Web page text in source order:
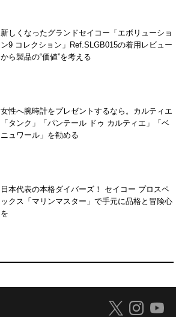
新しくなったグランドセイコー「エボリューショ
ン9 コレクション」Ref.SLGB015の着用レビュー
から製品の“価値”を考える
女性へ腕時計をプレゼントするなら。カルティエ
「タンク」「パンテール ドゥ カルティエ」「ベ
ニュワール」を勧める
日本代表の本格ダイバーズ！ セイコー プロスペ
ックス「マリンマスター」で手元に品格と冒険心
を